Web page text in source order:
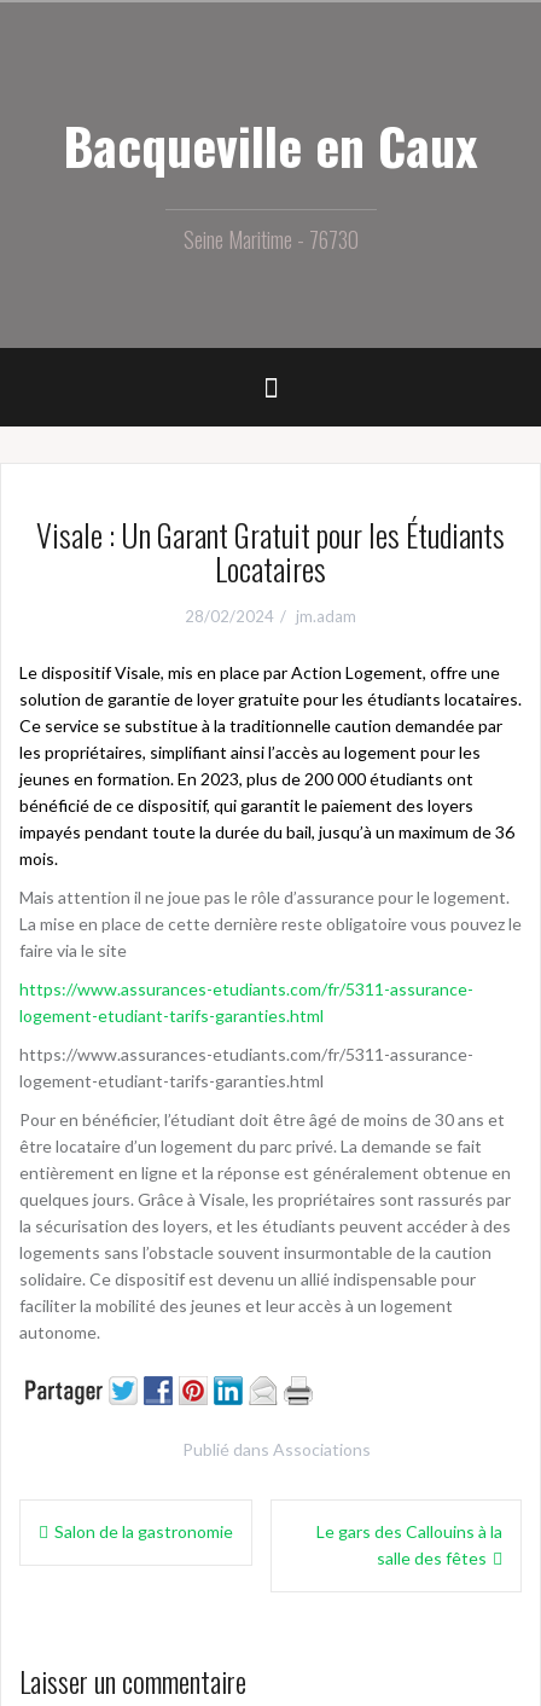
Bacqueville en Caux
Seine Maritime - 76730
Visale : Un Garant Gratuit pour les Étudiants
Locataires
28/02/2024 jm.adam
Le dispositif Visale, mis en place par Action Logement, offre une
solution de garantie de loyer gratuite pour les étudiants locataires.
Ce service se substitue à la traditionnelle caution demandée par
les propriétaires, simplifiant ainsi l’accès au logement pour les
jeunes en formation. En 2023, plus de 200 000 étudiants ont
bénéficié de ce dispositif, qui garantit le paiement des loyers
impayés pendant toute la durée du bail, jusqu’à un maximum de 36
mois.
Mais attention il ne joue pas le rôle d’assurance pour le logement.
La mise en place de cette dernière reste obligatoire vous pouvez le
faire via le site
https://www.assurances-etudiants.com/fr/5311-assurance-
logement-etudiant-tarifs-garanties.html
https://www.assurances-etudiants.com/fr/5311-assurance-
logement-etudiant-tarifs-garanties.html
Pour en bénéficier, l’étudiant doit être âgé de moins de 30 ans et
être locataire d’un logement du parc privé. La demande se fait
entièrement en ligne et la réponse est généralement obtenue en
quelques jours. Grâce à Visale, les propriétaires sont rassurés par
la sécurisation des loyers, et les étudiants peuvent accéder à des
logements sans l’obstacle souvent insurmontable de la caution
solidaire. Ce dispositif est devenu un allié indispensable pour
faciliter la mobilité des jeunes et leur accès à un logement
autonome.
Publié dans Associations
Navigation
Salon de la gastronomie
Le gars des Callouins à la
salle des fêtes
Laisser un commentaire